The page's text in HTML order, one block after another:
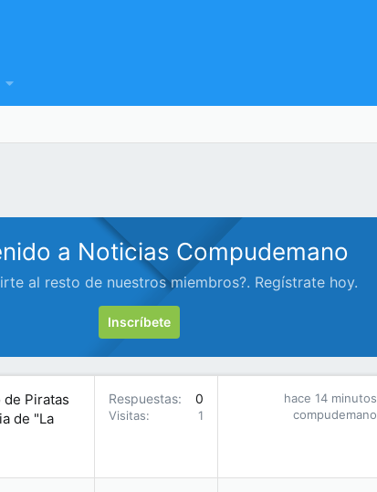
a Noticias Compudemano
al resto de nuestros miembros?. Regístrate hoy.
Inscríbete
Piratas
de "La
Respuestas 0
Visitas 1
hace 14 minutos
compudemano